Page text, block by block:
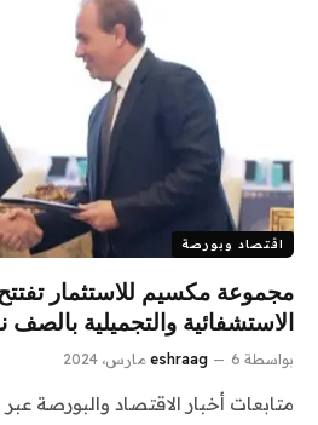
اقتصاد وبورصة
مجموعة مكسيم للاستثمار تفتتح
الاستشفائية والتجميلية بالصف
بواسطة eshraag 6 مارس، 2024
متابعات أخبار الاقتصاد والبورصة